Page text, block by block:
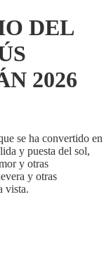
DEL
2026
se ha convertido en
y puesta del sol,
y otras
y otras
vista.